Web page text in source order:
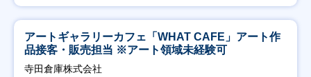
アートギャラリーカフェ「WHAT CAFE」アート作
品接客・販売担当 ※アート領域未経験可
寺田倉庫株式会社